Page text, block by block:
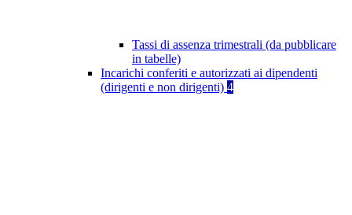
Tassi di assenza trimestrali (da pubblicare
in tabelle)
Incarichi conferiti e autorizzati ai dipendenti
(dirigenti e non dirigenti) 4